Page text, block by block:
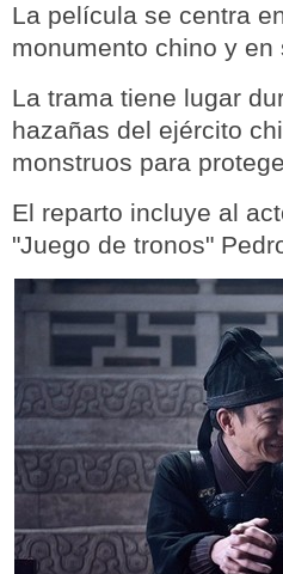
La película se centra
monumento chino y
La trama tiene lugar
hazañas del ejército
monstruos para
El reparto incluye al
"Juego de tronos"